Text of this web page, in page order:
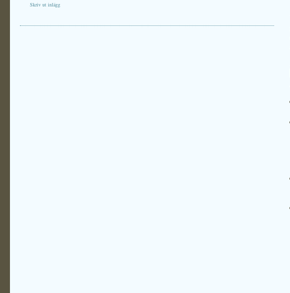
Skriv ut inlägg